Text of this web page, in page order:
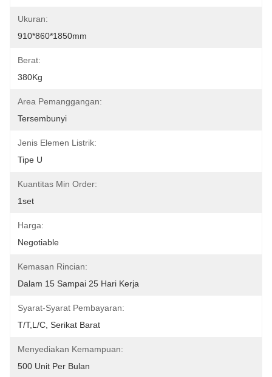
Ukuran:
910*860*1850mm
Berat:
380Kg
Area Pemanggangan:
Tersembunyi
Jenis Elemen Listrik:
Tipe U
Kuantitas Min Order:
1set
Harga:
Negotiable
Kemasan Rincian:
Dalam 15 Sampai 25 Hari Kerja
Syarat-Syarat Pembayaran:
T/T,L/C, Serikat Barat
Menyediakan Kemampuan:
500 Unit Per Bulan